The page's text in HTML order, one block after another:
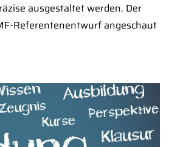
ausgestaltet werden. Der
Referentenentwurf angeschaut